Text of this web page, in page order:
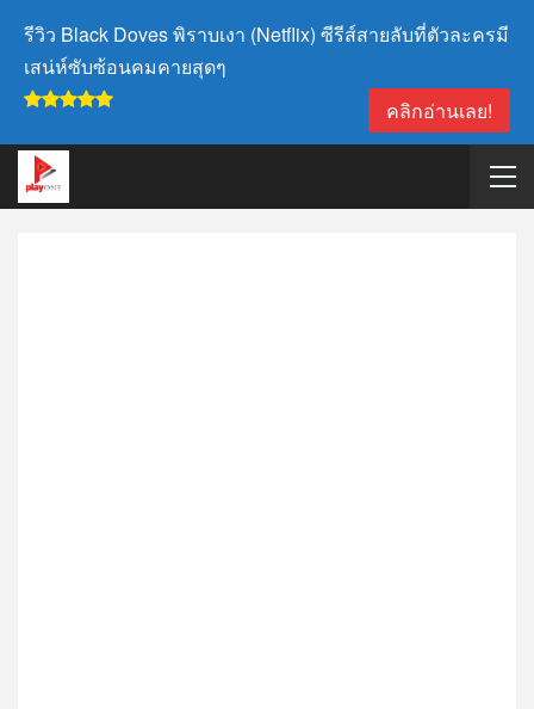
รีวิว Black Doves พิราบเงา (Netflix) ซีรีส์สายลับที่ตัวละครมี
เสน่ห์ซับซ้อนคมคายสุดๆ
คลิกอ่านเลย!